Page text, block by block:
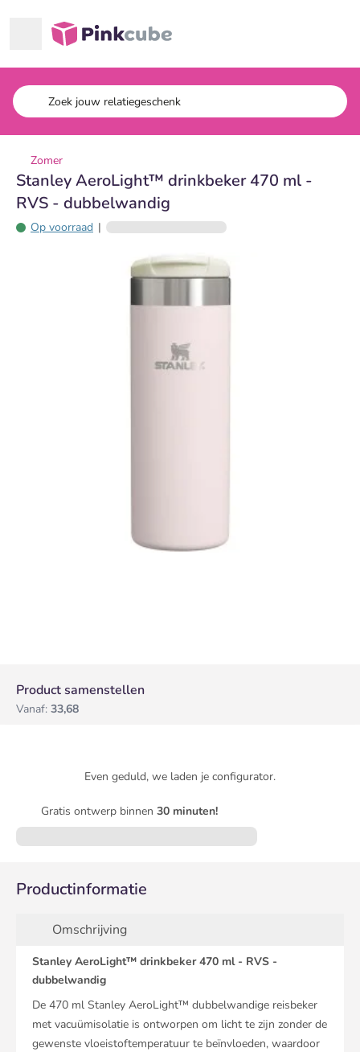
Pinkcube
Zomer
Stanley AeroLight™ drinkbeker 470 ml -
RVS - dubbelwandig
Op voorraad |
Product samenstellen
Vanaf: 33,68
Even geduld, we laden je configurator.
Gratis ontwerp binnen 30 minuten!
Productinformatie
Omschrijving
Stanley AeroLight™ drinkbeker 470 ml - RVS -
dubbelwandig
De 470 ml Stanley AeroLight™ dubbelwandige reisbeker
met vacuümisolatie is ontworpen om licht te zijn zonder de
gewenste vloeistoftemperatuur te beïnvloeden, waardoor